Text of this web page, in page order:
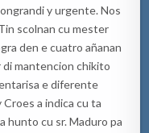
grandiyurgente.Nos
scolnan cumester
den e cuatroañanan
dimantencion chikito
ntarisa ediferente
Croes a indica cu ta
hunto cu sr. Maduro pa